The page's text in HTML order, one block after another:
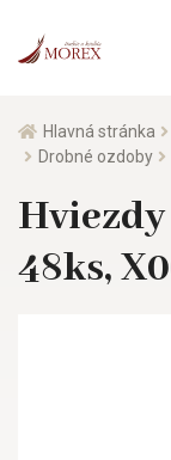
Hlavná stránka
Drobné ozdoby
48ks,